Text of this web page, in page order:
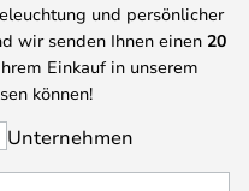
und persönlicher
wir senden Ihnen einen 20
Einkauf in unserem
können!
Unternehmen